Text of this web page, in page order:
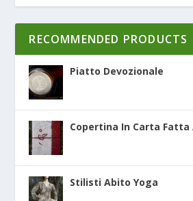
RECOMMENDED PRODUCTS
Piatto Devozionale
Copertina In Carta Fatta
Stilisti Abito Yoga